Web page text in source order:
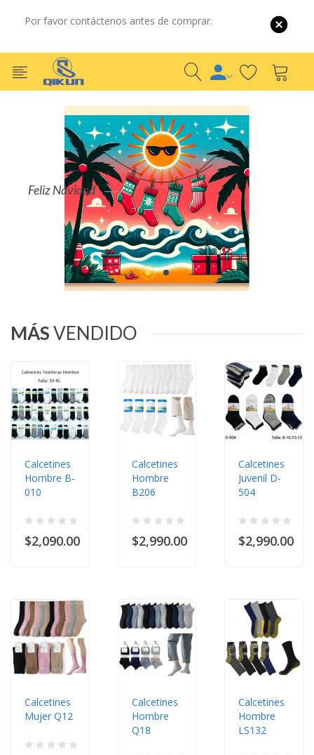
Por favor contáctenos antes de comprar.
Por Mayor
Por Detalle
COMPRAR AHORA
MÁSVENDIDO
Calcetines
Hombre B-
010
$2,090.00
Calcetines
Mujer Q12
Calcetines
Hombre
B206
$2,990.00
Calcetines
Hombre
Q18
Calcetines
Juvenil D-
504
$2,990.00
Calcetines
Hombre
LS132